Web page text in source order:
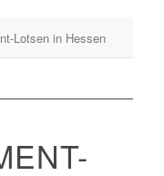
Lotsen in Hessen